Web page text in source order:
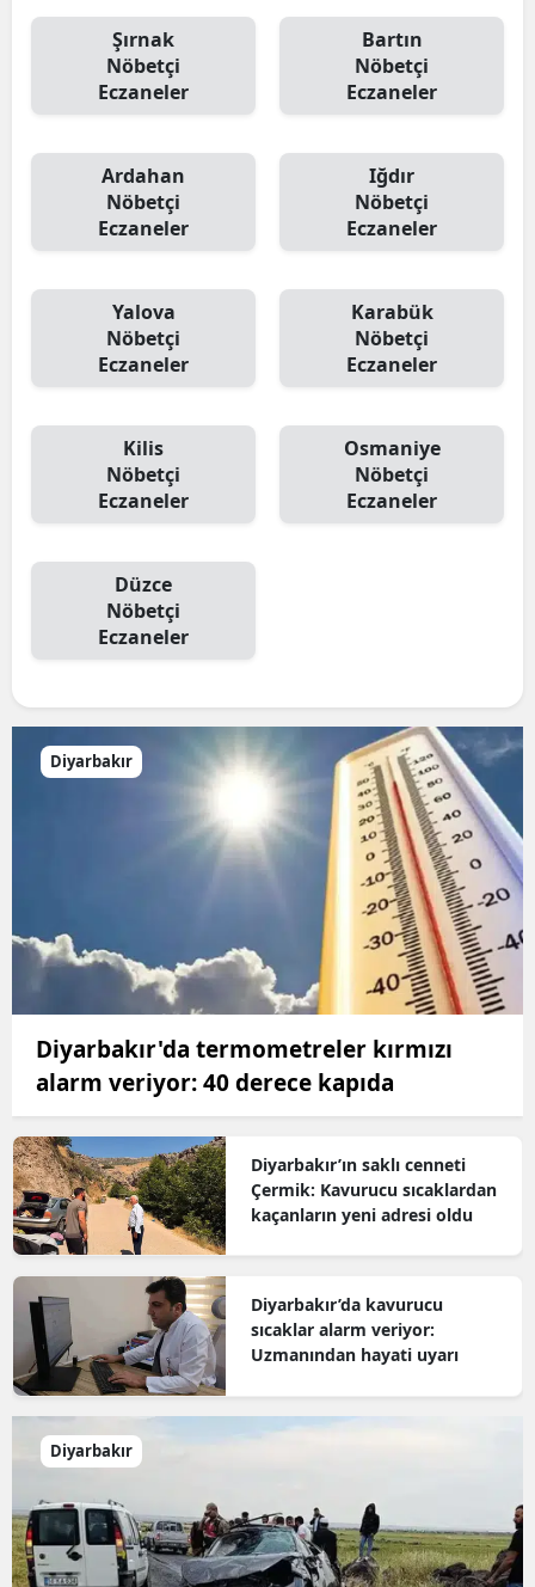
Şırnak
Nöbetçi
Eczaneler
Bartın
Nöbetçi
Eczaneler
Ardahan
Nöbetçi
Eczaneler
Iğdır
Nöbetçi
Eczaneler
Yalova
Nöbetçi
Eczaneler
Karabük
Nöbetçi
Eczaneler
Kilis
Nöbetçi
Eczaneler
Osmaniye
Nöbetçi
Eczaneler
Düzce
Nöbetçi
Eczaneler
Diyarbakır
Diyarbakır'da termometreler kırmızı
alarm veriyor: 40 derece kapıda
Diyarbakır’ın saklı cenneti
Çermik: Kavurucu sıcaklardan
kaçanların yeni adresi oldu
Diyarbakır’da kavurucu
sıcaklar alarm veriyor:
Uzmanından hayati uyarı
Diyarbakır